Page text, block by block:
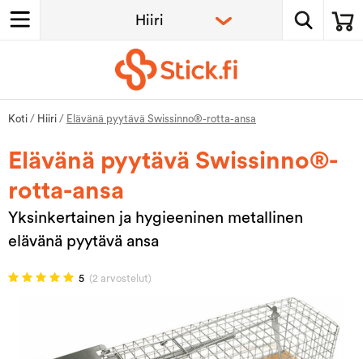
Koti / Hiiri / Elävänä pyytävä Swissinno®-rotta-ansa
Elävänä pyytävä Swissinno®-
rotta-ansa
Yksinkertainen ja hygieeninen metallinen
elävänä pyytävä ansa
5 (2 arvostelut)